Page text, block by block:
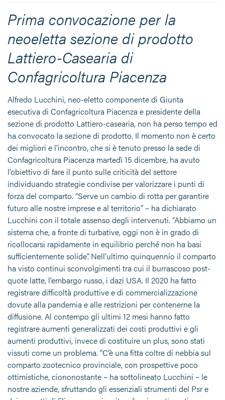
Prima convocazione per la
neoeletta sezione di prodotto
Lattiero-Casearia di
Confagricoltura Piacenza
Alfredo Lucchini, neo-eletto componente di Giunta
esecutiva di Confagricoltura Piacenza e presidente della
sezione di prodotto Lattiero-casearia, non ha perso tempo ed
ha convocato la sezione di prodotto. Il momento non è certo
dei migliori e l’incontro, che si è tenuto presso la sede di
Confagricoltura Piacenza martedì 15 dicembre, ha avuto
l’obiettivo di fare il punto sulle criticità del settore
individuando strategie condivise per valorizzare i punti di
forza del comparto. “Serve un cambio di rotta per garantire
futuro alle nostre imprese e al territorio” – ha dichiarato
Lucchini con il totale assenso degli intervenuti. “Abbiamo un
sistema che, a fronte di turbative, oggi non è in grado di
ricollocarsi rapidamente in equilibrio perché non ha basi
sufficientemente solide”. Nell’ultimo quinquennio il comparto
ha visto continui sconvolgimenti tra cui il burrascoso post-
quote latte, l’embargo russo, i dazi USA. Il 2020 ha fatto
registrare difficoltà produttive e di commercializzazione
dovute alla pandemia e alle restrizioni per contenerne la
diffusione. Al contempo gli ultimi 12 mesi hanno fatto
registrare aumenti generalizzati dei costi produttivi e gli
aumenti produttivi, invece di costituire un plus, sono stati
vissuti come un problema. “C’è una fitta coltre di nebbia sul
comparto zootecnico provinciale, con prospettive poco
ottimistiche, ciononostante – ha sottolineato Lucchini – le
nostre aziende, sfruttando gli essenziali strumenti del Psr e